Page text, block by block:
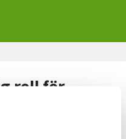
roll för